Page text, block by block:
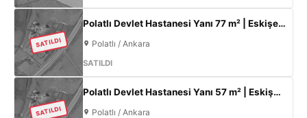
SATILDI
Polatlı Devlet Hastanesi Yanı 77 m² | Eskişehir Yolu Cepheli | Ticari+Konut İmarlı Arsa
Polatlı / Ankara
SATILDI
SATILDI
Polatlı Devlet Hastanesi Yanı 57 m² | Eskişehir Yolu Cepheli | Ticari+Konut İmarlı Arsa
Polatlı / Ankara